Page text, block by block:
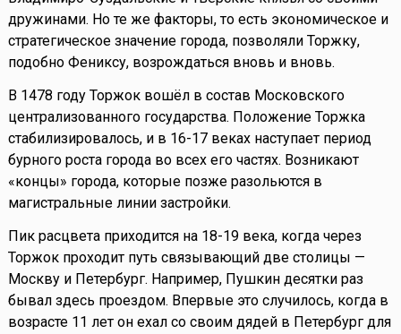
дружинами. Но те же факторы, то есть экономическое и
стратегическое значение города, позволяли Торжку,
подобно Фениксу, возрождаться вновь и вновь.
В 1478 году Торжок вошёл в состав Московского
централизованного государства. Положение Торжка
стабилизировалось, и в 16-17 веках наступает период
бурного роста города во всех его частях. Возникают
«концы» города, которые позже разольются в
магистральные линии застройки.
Пик расцвета приходится на 18-19 века, когда через
Торжок проходит путь связывающий две столицы —
Москву и Петербург. Например, Пушкин десятки раз
бывал здесь проездом. Впервые это случилось, когда в
возрасте 11 лет он ехал со своим дядей в Петербург для